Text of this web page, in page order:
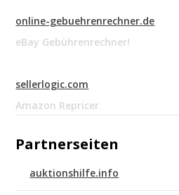
online-gebuehrenrechner.de
eBay Gebührenrechner!
sellerlogic.com
Amazon Repricer
Partnerseiten
auktionshilfe.info